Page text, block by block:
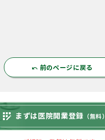
undo 前のページに戻る
app_registration まずは医院開業登録 （無料）